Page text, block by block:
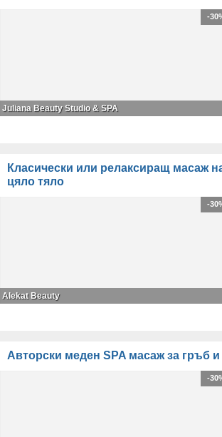
-
Juliana Beauty Studio & SPA
Класически или релаксиращ масаж
цяло тяло
-
Alekat Beauty
Авторски меден SPA масаж за гръб
-